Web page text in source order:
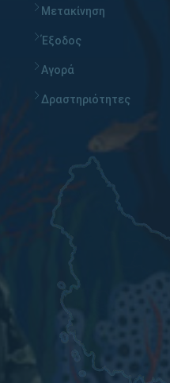
Μετακίνηση
Έξοδος
Αγορά
Δραστηριότητες